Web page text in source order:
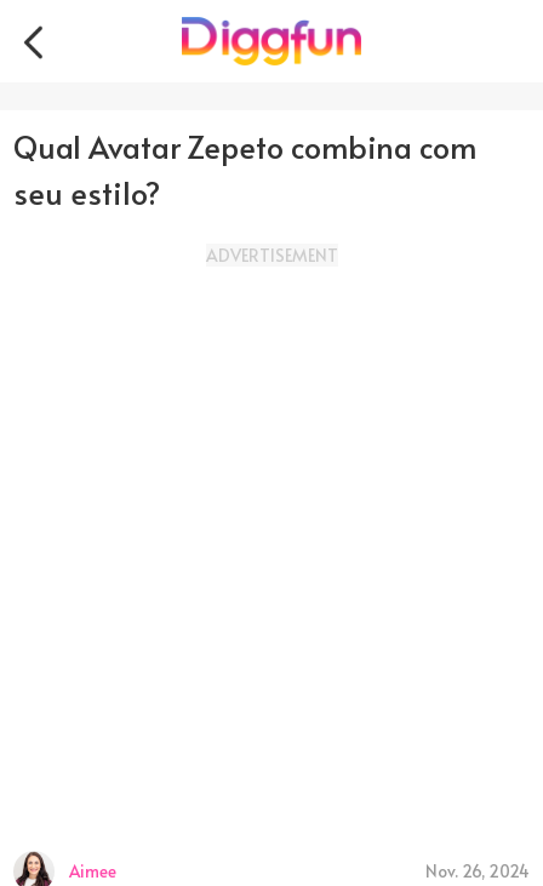
Qual Avatar Zepeto combina com
seu estilo?
ADVERTISEMENT
Aimee Nov. 26, 2024